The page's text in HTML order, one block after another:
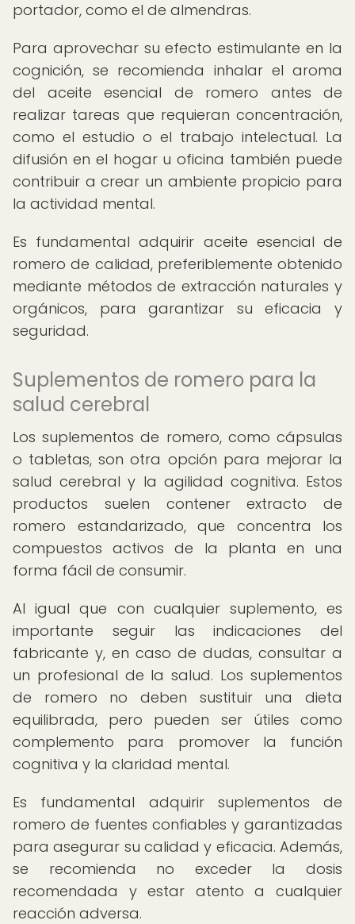
portador, como el de almendras.
Para aprovechar su efecto estimulante en la
cognición, se recomienda inhalar el aroma
del aceite esencial de romero antes de
realizar tareas que requieran concentración,
como el estudio o el trabajo intelectual. La
difusión en el hogar u oficina también puede
contribuir a crear un ambiente propicio para
la actividad mental.
Es fundamental adquirir aceite esencial de
romero de calidad, preferiblemente obtenido
mediante métodos de extracción naturales y
orgánicos, para garantizar su eficacia y
seguridad.
Suplementos de romero para la
salud cerebral
Los suplementos de romero, como cápsulas
o tabletas, son otra opción para mejorar la
salud cerebral y la agilidad cognitiva. Estos
productos suelen contener extracto de
romero estandarizado, que concentra los
compuestos activos de la planta en una
forma fácil de consumir.
Al igual que con cualquier suplemento, es
importante seguir las indicaciones del
fabricante y, en caso de dudas, consultar a
un profesional de la salud. Los suplementos
de romero no deben sustituir una dieta
equilibrada, pero pueden ser útiles como
complemento para promover la función
cognitiva y la claridad mental.
Es fundamental adquirir suplementos de
romero de fuentes confiables y garantizadas
para asegurar su calidad y eficacia. Además,
se recomienda no exceder la dosis
recomendada y estar atento a cualquier
reacción adversa.